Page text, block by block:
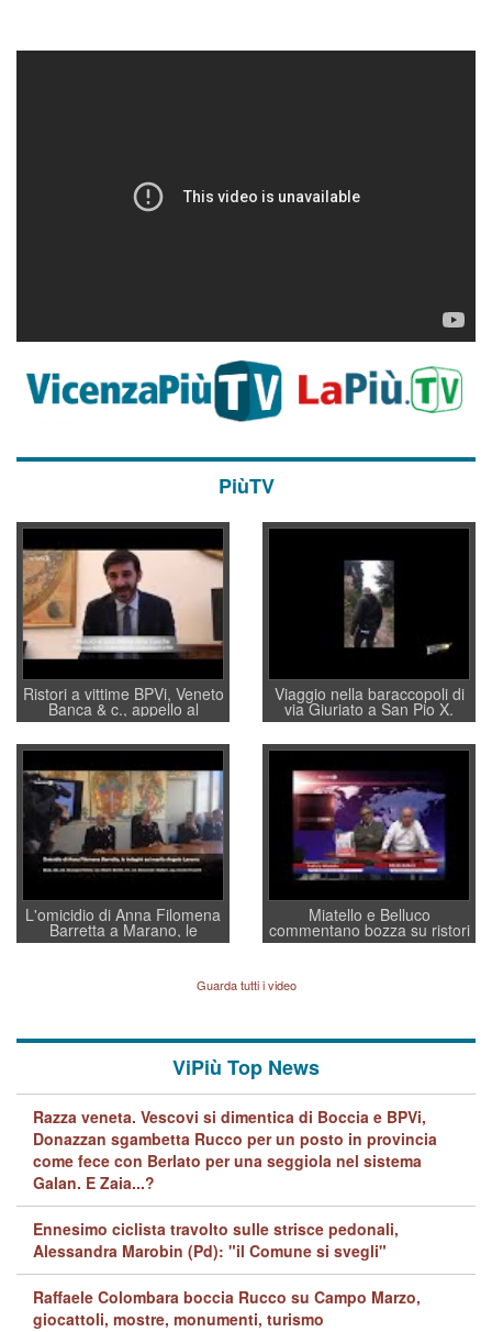
PiùTV
Ristori a vittime BPVi, Veneto
Banca & c., appello al
sottosegretario Alessio
Villarosa: per mettere ordine
convochi con Di Maio CNCU
a supporto della cabina di
regia al Mef
Viaggio nella baraccopoli di
via Giuriato a San Pio X.
Vicenza ai Vicentini: “faremo
un regalo di Natale ai
residenti”
L'omicidio di Anna Filomena
Barretta a Marano, le
indagini dei carabinieri di
Lavarra: più avvincenti di
quelle di... Barbara D'Urso
Miatello e Belluco
commentano bozza su ristori
BPVi e Veneto Banca
Guarda tutti i video
ViPiù Top News
Razza veneta. Vescovi si dimentica di Boccia e BPVi,
Donazzan sgambetta Rucco per un posto in provincia
come fece con Berlato per una seggiola nel sistema
Galan. E Zaia...?
Ennesimo ciclista travolto sulle strisce pedonali,
Alessandra Marobin (Pd): "il Comune si svegli"
Raffaele Colombara boccia Rucco su Campo Marzo,
giocattoli, mostre, monumenti, turismo